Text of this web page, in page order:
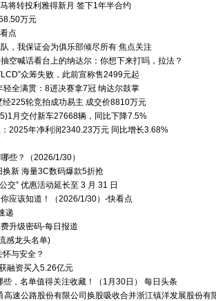
将转投利雅得新月 签下1年半合约
万元
点
，我保证会为俱乐部倾尽所有 焦点关注
空喊话看台上的纳达尔：你想下来打吗，拉法？
众筹失败，此前宣称售2499元起
全满贯：8进决赛拿7冠 纳达尔鼓掌
225轮竞拍成功易主 成交价8810万元
月交付新车27668辆，同比下降7.5%
2025年净利润2340.23万元 同比增长3.68%
些？（2026/1/30）
新 海量3C数码爆款5折抢
交” 优惠活动延长至 3 月 31 日
应该知道！（2026/1/30）-快看点
递
升级密码-每日报道
感龙头名单)
与安全？
融资买入5.26亿元
，名单值得关注收藏！（1月30日） 每日头条
速公路股份有限公司换股吸收合并浙江镇洋发展股份有